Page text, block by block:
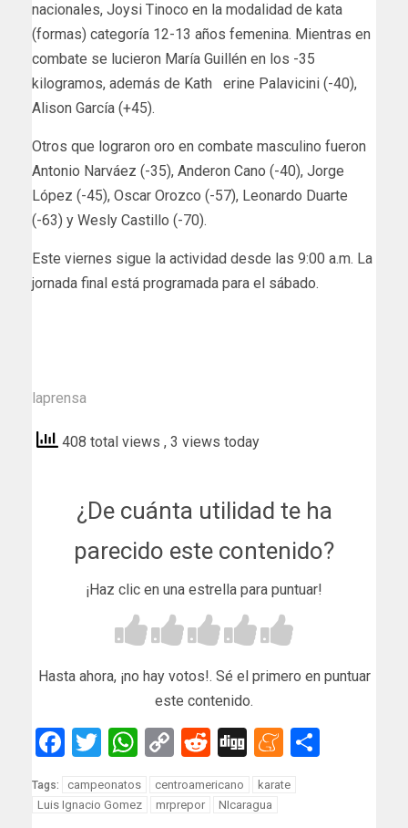
nacionales, Joysi Tinoco en la modalidad de kata
(formas) categoría 12-13 años femenina. Mientras en
combate se lucieron María Guillén en los -35
kilogramos, además de Kath erine Palavicini (-40),
Alison García (+45).
Otros que lograron oro en combate masculino fueron
Antonio Narváez (-35), Anderon Cano (-40), Jorge
López (-45), Oscar Orozco (-57), Leonardo Duarte
(-63) y Wesly Castillo (-70).
Este viernes sigue la actividad desde las 9:00 a.m. La
jornada final está programada para el sábado.
laprensa
408 total views , 3 views today
¿De cuánta utilidad te ha
parecido este contenido?
¡Haz clic en una estrella para puntuar!
Hasta ahora, ¡no hay votos!. Sé el primero en puntuar
este contenido.
Facebook
Twitter
WhatsApp
Copy
Link
Reddit
Digg
Tags: campeonatos centroamericano
karate
Luis Ignacio Gomez
mrprepor NIcaragua